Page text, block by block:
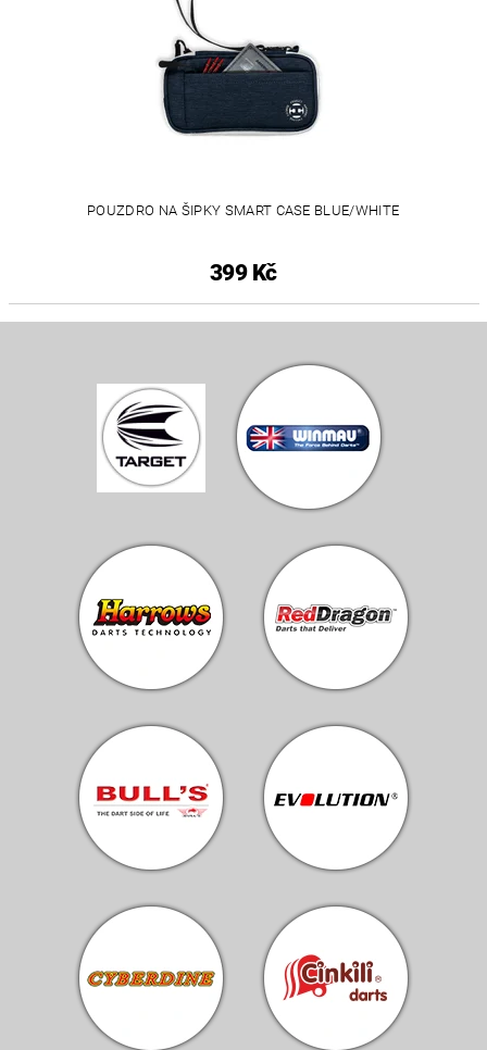
POUZDRO NA ŠIPKY SMART CASE BLUE/WHITE
399 Kč